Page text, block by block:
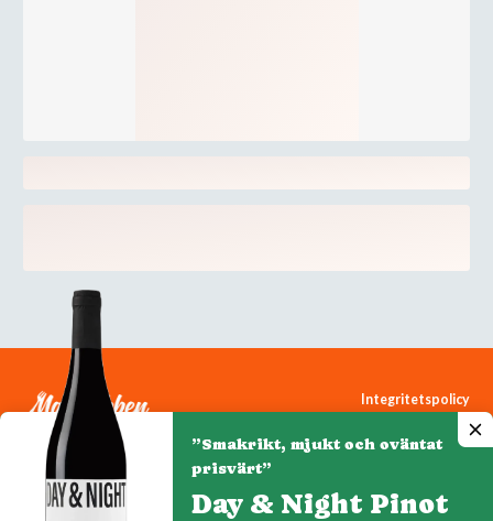
Integritetspolicy
Cookiepolicy
”Smakrikt, mjukt och oväntat
prisvärt”
Day & Night Pinot